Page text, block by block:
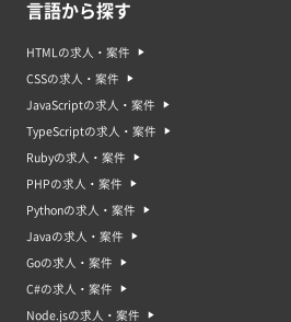
言語から探す
HTMLの求人・案件
CSSの求人・案件
JavaScriptの求人・案件
TypeScriptの求人・案件
Rubyの求人・案件
PHPの求人・案件
Pythonの求人・案件
Javaの求人・案件
Goの求人・案件
C#の求人・案件
Node.jsの求人・案件